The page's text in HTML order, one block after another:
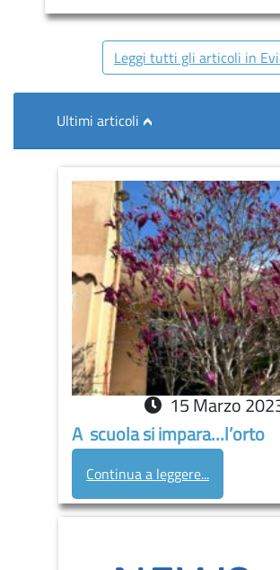
Leggi tutti gli articoli in
Ultimi articoli
15 Marzo
A scuola si impara…l’orto
Continua a leggere...